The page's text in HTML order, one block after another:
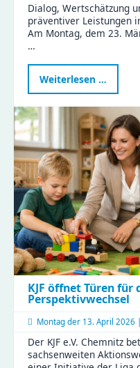
Dialog, Wertschätzung
präventiver Leistungen
Am Montag, dem 23.
…
Weiterlesen …
des
zu
Besuch
im
Haus
Liddy
KJF öffnet Türen
Perspektivwechsel
Montag der 13. April 2026 |
Der KJF e.V. Chemnitz
sachsenweiten